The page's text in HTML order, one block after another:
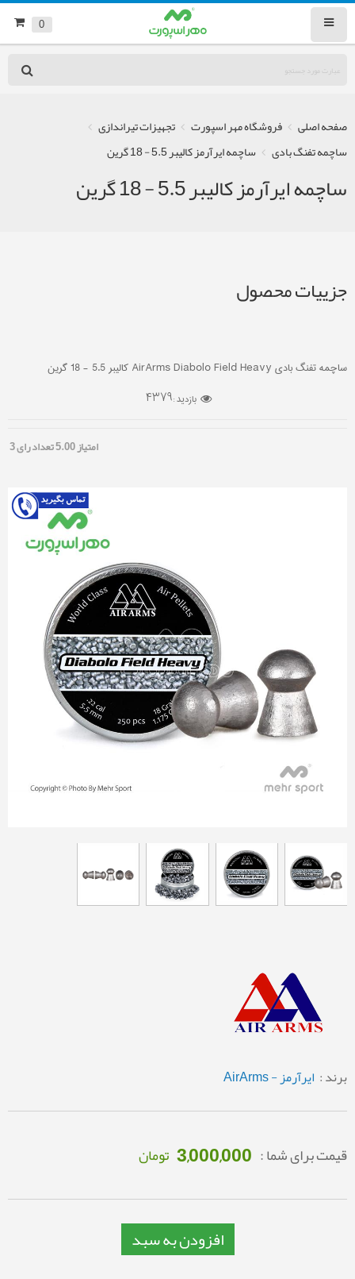
0
صفحه اصلی فروشگاه مهر اسپورت
تجهیزات تیراندازی
ساچمه تفنگ بادی
ساچمه ایرآرمز کالیبر 5.5 - 18 گرین
ساچمه ایرآرمز کالیبر 5.5 - 18 گرین
جزییات محصول
ساچمه تفنگ بادی AirArms Diabolo Field Heavy کالیبر 5.5 - 18 گرین
بازدید :4379
امتیاز5.00تعداد رای3
برند : ایرآرمز - AirArms
قیمت برای شما : 3,000,000 تومان
افزودن به سبد